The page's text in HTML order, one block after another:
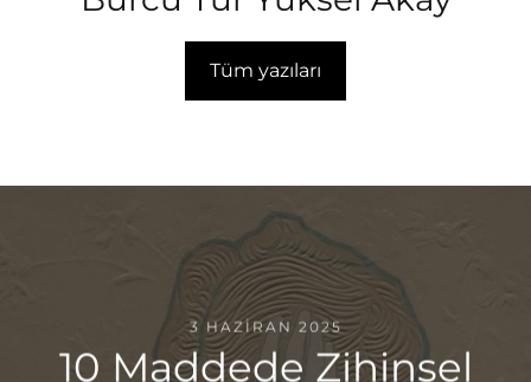
Tüm yazıları
3 HAZIRAN 2025
10 Maddede Zihinsel